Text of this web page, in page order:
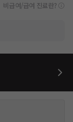
비급여/급여 진료란?